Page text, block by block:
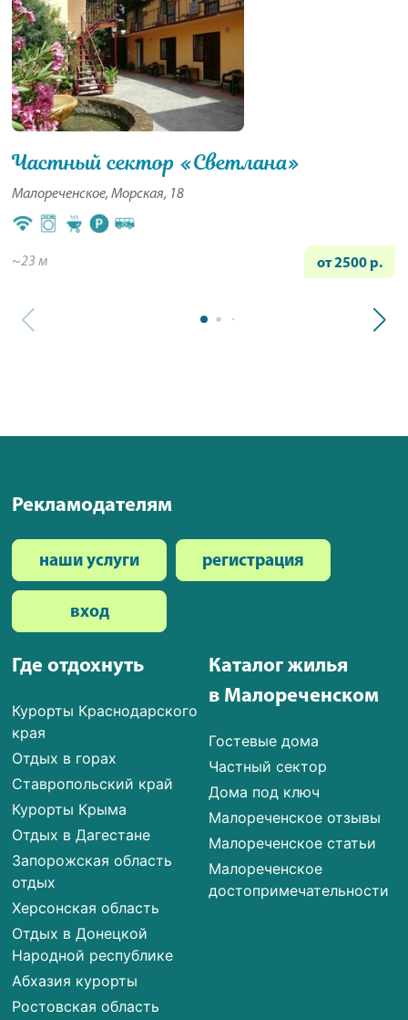
Частный сектор «Светлана»
Малореченское, Морская, 18
~23 м от 2500 р.
Где отдохнуть
Курорты Краснодарского
края
Отдых в горах
Ставропольский край
Курорты Крыма
Отдых в Дагестане
Запорожская область
отдых
Херсонская область
Отдых в Донецкой
Народной республике
Абхазия курорты
Ростовская область
Каталог жилья
в Малореченском
Гостевые дома
Частный сектор
Дома под ключ
Малореченское отзывы
Малореченское статьи
Малореченское
достопримечательности
Рекламодателям
наши услуги регистрация
вход